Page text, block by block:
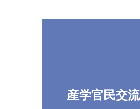
産学官民交